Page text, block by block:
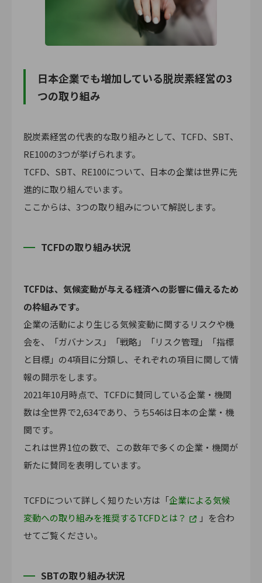
日本企業でも増加している脱炭素経営の3
つの取り組み
脱炭素経営の代表的な取り組みとして、TCFD、SBT、
RE100の3つが挙げられます。
TCFD、SBT、RE100について、日本の企業は世界に先
進的に取り組んでいます。
ここからは、3つの取り組みについて解説します。
TCFDの取り組み状況
TCFDは、気候変動が与える経済への影響に備えるため
の枠組みです。
企業の活動により生じる気候変動に関するリスクや機
会を、「ガバナンス」「戦略」「リスク管理」「指標
と目標」の4項目に分類し、それぞれの項目に関して情
報の開示をします。
2021年10月時点で、TCFDに賛同している企業・機関
数は全世界で2,634であり、うち546は日本の企業・機
関です。
これは世界1位の数で、この数年で多くの企業・機関が
新たに賛同を表明しています。
TCFDについて詳しく知りたい方は「企業による気候
変動への取り組みを推奨するTCFDとは？
」を合わ
せてご覧ください。
SBTの取り組み状況